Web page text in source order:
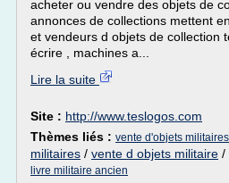
acheter ou vendre des objets de
annonces de collections mettent
et vendeurs d objets de collection
écrire , machines a...
Lire la suite
Site : http://www.teslogos.com
Thèmes liés : vente d'objets
militaires / vente d objets militaire /
livre militaire ancien